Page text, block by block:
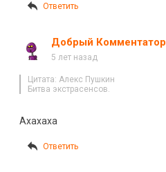
Ответить
Добрый Комментатор
5 лет назад
Цитата: Алекс Пушкин
Битва экстрасенсов.
Ахахаха
Ответить